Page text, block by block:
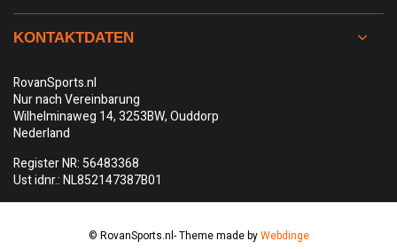
KONTAKTDATEN
RovanSports.nl
Nur nach Vereinbarung
Wilhelminaweg 14, 3253BW, Ouddorp
Nederland
Register NR: 56483368
Ust idnr.: NL852147387B01
© RovanSports.nl- Theme made byWebdinge